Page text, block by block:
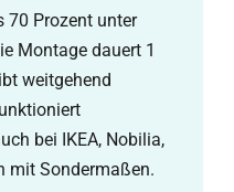
70 Prozent unter
Montage dauert 1
weitgehend
bei IKEA, Nobilia,
mit Sondermaßen.